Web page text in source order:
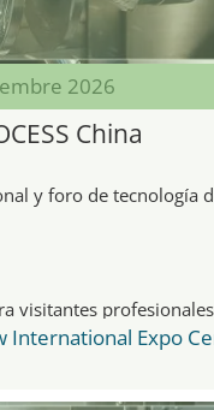
2026
China
y foro de tecnología
visitantes profesionales